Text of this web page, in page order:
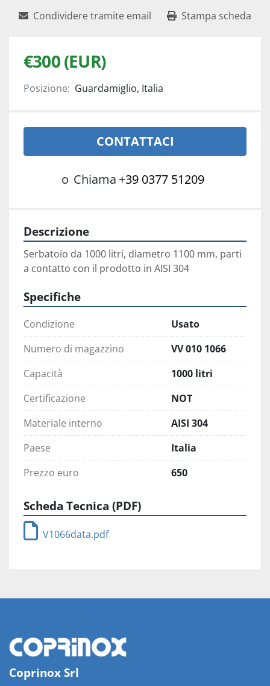
Condividere tramite email Stampa scheda
€300 (EUR)
Posizione: Guardamiglio, Italia
CONTATTACI
o Chiama +39 0377 51209
Descrizione
Serbatoio da 1000 litri, diametro 1100 mm, parti
a contatto con il prodotto in AISI 304
Specifiche
Condizione
Usato
Numero di magazzino
VV 010 1066
Capacità
1000 litri
Certificazione
NOT
Materiale interno
AISI 304
Paese
Italia
Prezzo euro
650
Scheda Tecnica (PDF)
V1066data.pdf
Coprinox Srl